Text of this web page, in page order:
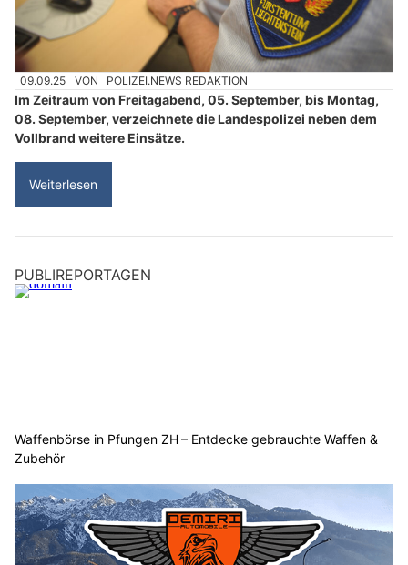
09.09.25 VON POLIZEI.NEWS REDAKTION
Im Zeitraum von Freitagabend, 05. September, bis Montag,
08. September, verzeichnete die Landespolizei neben dem
Vollbrand weitere Einsätze.
Weiterlesen
PUBLIREPORTAGEN
Waffenbörse in Pfungen ZH – Entdecke gebrauchte Waffen &
Zubehör